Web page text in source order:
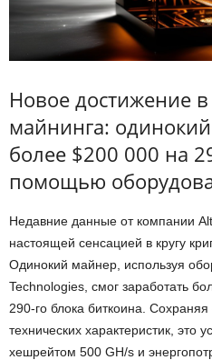
Новое достижение
майнинга:
более $200 000 на
помощью
Недавние данные от компании
настоящей сенсацией в кругу
Одинокий майнер, используя
Technologies, смог заработать
290-го блока биткоина.
технических характеристик, это
хешрейтом 500 GH/s и